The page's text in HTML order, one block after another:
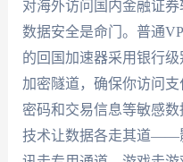
对海外访问国内金融证券
数据安全是命门。普通
的回国加速器采用银行
加密隧道，确保你访问
密码和交易信息等敏感
技术让数据各走其道——